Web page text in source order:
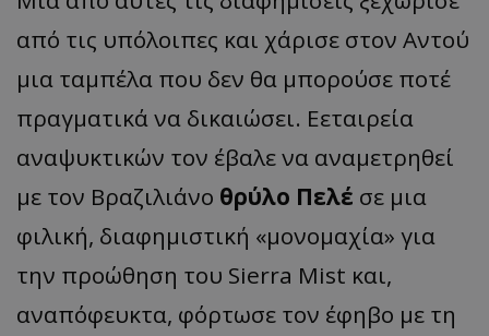
από τις υπόλοιπες και χάρισε στον Αντού
μια ταμπέλα που δεν θα μπορούσε ποτέ
πραγματικά να δικαιώσει. Eεταιρεία
αναψυκτικών τον έβαλε να αναμετρηθεί
με τον Βραζιλιάνο θρύλο Πελέ σε μια
φιλική, διαφημιστική «μονομαχία» για
την προώθηση του Sierra Mist και,
αναπόφευκτα, φόρτωσε τον έφηβο με τη